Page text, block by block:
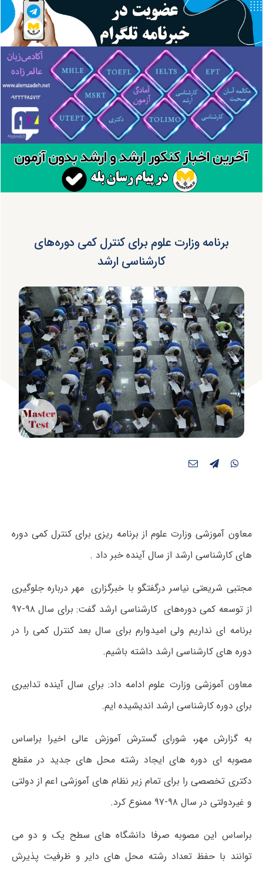
برنامه وزارت علوم برای کنترل کمی دوره‌های
کارشناسی ارشد
معاون آموزشی وزارت علوم از برنامه ریزی برای کنترل کمی دوره
های کارشناسی ارشد از سال آینده خبر داد .
مجتبی شریعتی نیاسر درگفتگو با خبرگزاری مهر درباره جلوگیری
از توسعه کمی دوره‌های کارشناسی ارشد گفت: برای سال ۹۸-۹۷
برنامه ای نداریم ولی امیدوارم برای سال بعد کنترل کمی را در
دوره های کارشناسی ارشد داشته باشیم.
معاون آموزشی وزارت علوم ادامه داد: برای سال آینده تدابیری
برای دوره کارشناسی ارشد اندیشیده ایم.
به گزارش مهر، شورای گسترش آموزش عالی اخیرا براساس
مصوبه ای دوره های ایجاد رشته محل های جدید در مقطع
دکتری تخصصی را برای تمام زیر نظام های آموزشی اعم از دولتی
و غیردولتی در سال ۹۸-۹۷ ممنوع کرد.
براساس این مصوبه صرفا دانشگاه های سطح یک و دو می
توانند با حفظ تعداد رشته محل های دایر و ظرفیت پذیرش